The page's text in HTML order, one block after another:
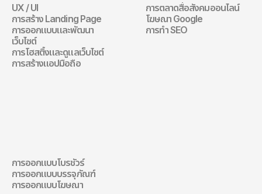
เว็บไซต์
UX / UI
การสร้าง Landing Page
การออกแบบและพัฒนา
เว็บไซต์
การโฮสติ้งและดูแลเว็บไซต์
การสร้างแอปมือถือ
การตลาดดิจิทัล
การตลาดสื่อสังคมออนไลน์
โฆษณา Google
การทำ SEO
การออกแบบการสื่อสาร
การออกแบบโบรชัวร์
การออกแบบบรรจุภัณฑ์
การออกแบบโฆษณา